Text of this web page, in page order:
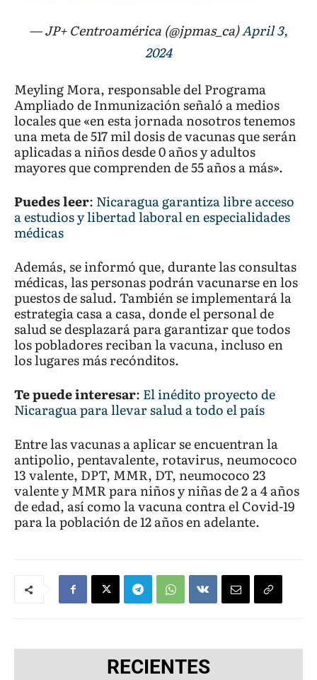
— JP+ Centroamérica (@jpmas_ca)April 3,
2024
Meyling Mora, responsable del Programa
Ampliado de Inmunización señaló a medios
locales que «en esta jornada nosotros tenemos
una meta de 517 mil dosis de vacunas que serán
aplicadas a niños desde 0 años y adultos
mayores que comprenden de 55 años a más».
Puedes leer: Nicaragua garantiza libre acceso
a estudios y libertad laboral en especialidades
médicas
Además, se informó que, durante las consultas
médicas, las personas podrán vacunarse en los
puestos de salud. También se implementará la
estrategia casa a casa, donde el personal de
salud se desplazará para garantizar que todos
los pobladores reciban la vacuna, incluso en
los lugares más recónditos.
Te puede interesar: El inédito proyecto de
Nicaragua para llevar salud a todo el país
Entre las vacunas a aplicar se encuentran la
antipolio, pentavalente, rotavirus, neumococo
13 valente, DPT, MMR, DT, neumococo 23
valente y MMR para niños y niñas de 2 a 4 años
de edad, así como la vacuna contra el Covid-19
para la población de 12 años en adelante.
RECIENTES